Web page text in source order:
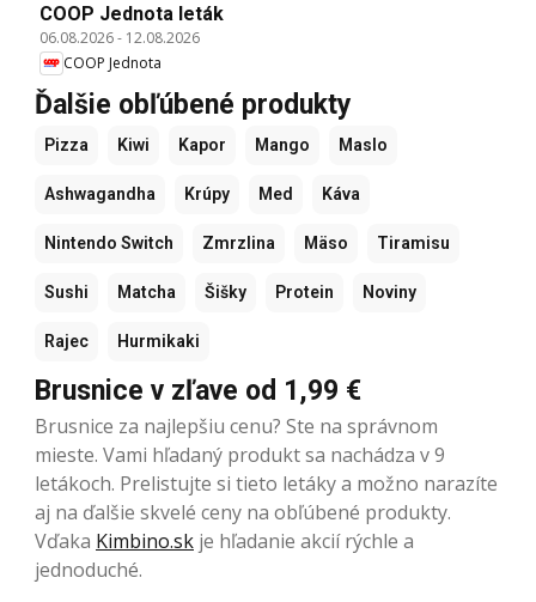
COOP Jednota leták
06.08.2026- 12.08.2026
COOP Jednota
Ďalšie obľúbené produkty
Pizza Kiwi Kapor Mango Maslo
Ashwagandha Krúpy Med Káva
Nintendo Switch Zmrzlina Mäso Tiramisu
Sushi Matcha Šišky Protein Noviny
Rajec Hurmikaki
Brusnice v zľave od 1,99 €
Brusnice za najlepšiu cenu? Ste na správnom
mieste. Vami hľadaný produkt sa nachádza v 9
letákoch. Prelistujte si tieto letáky a možno narazíte
aj na ďalšie skvelé ceny na obľúbené produkty.
Vďaka Kimbino.sk je hľadanie akcií rýchle a
jednoduché.